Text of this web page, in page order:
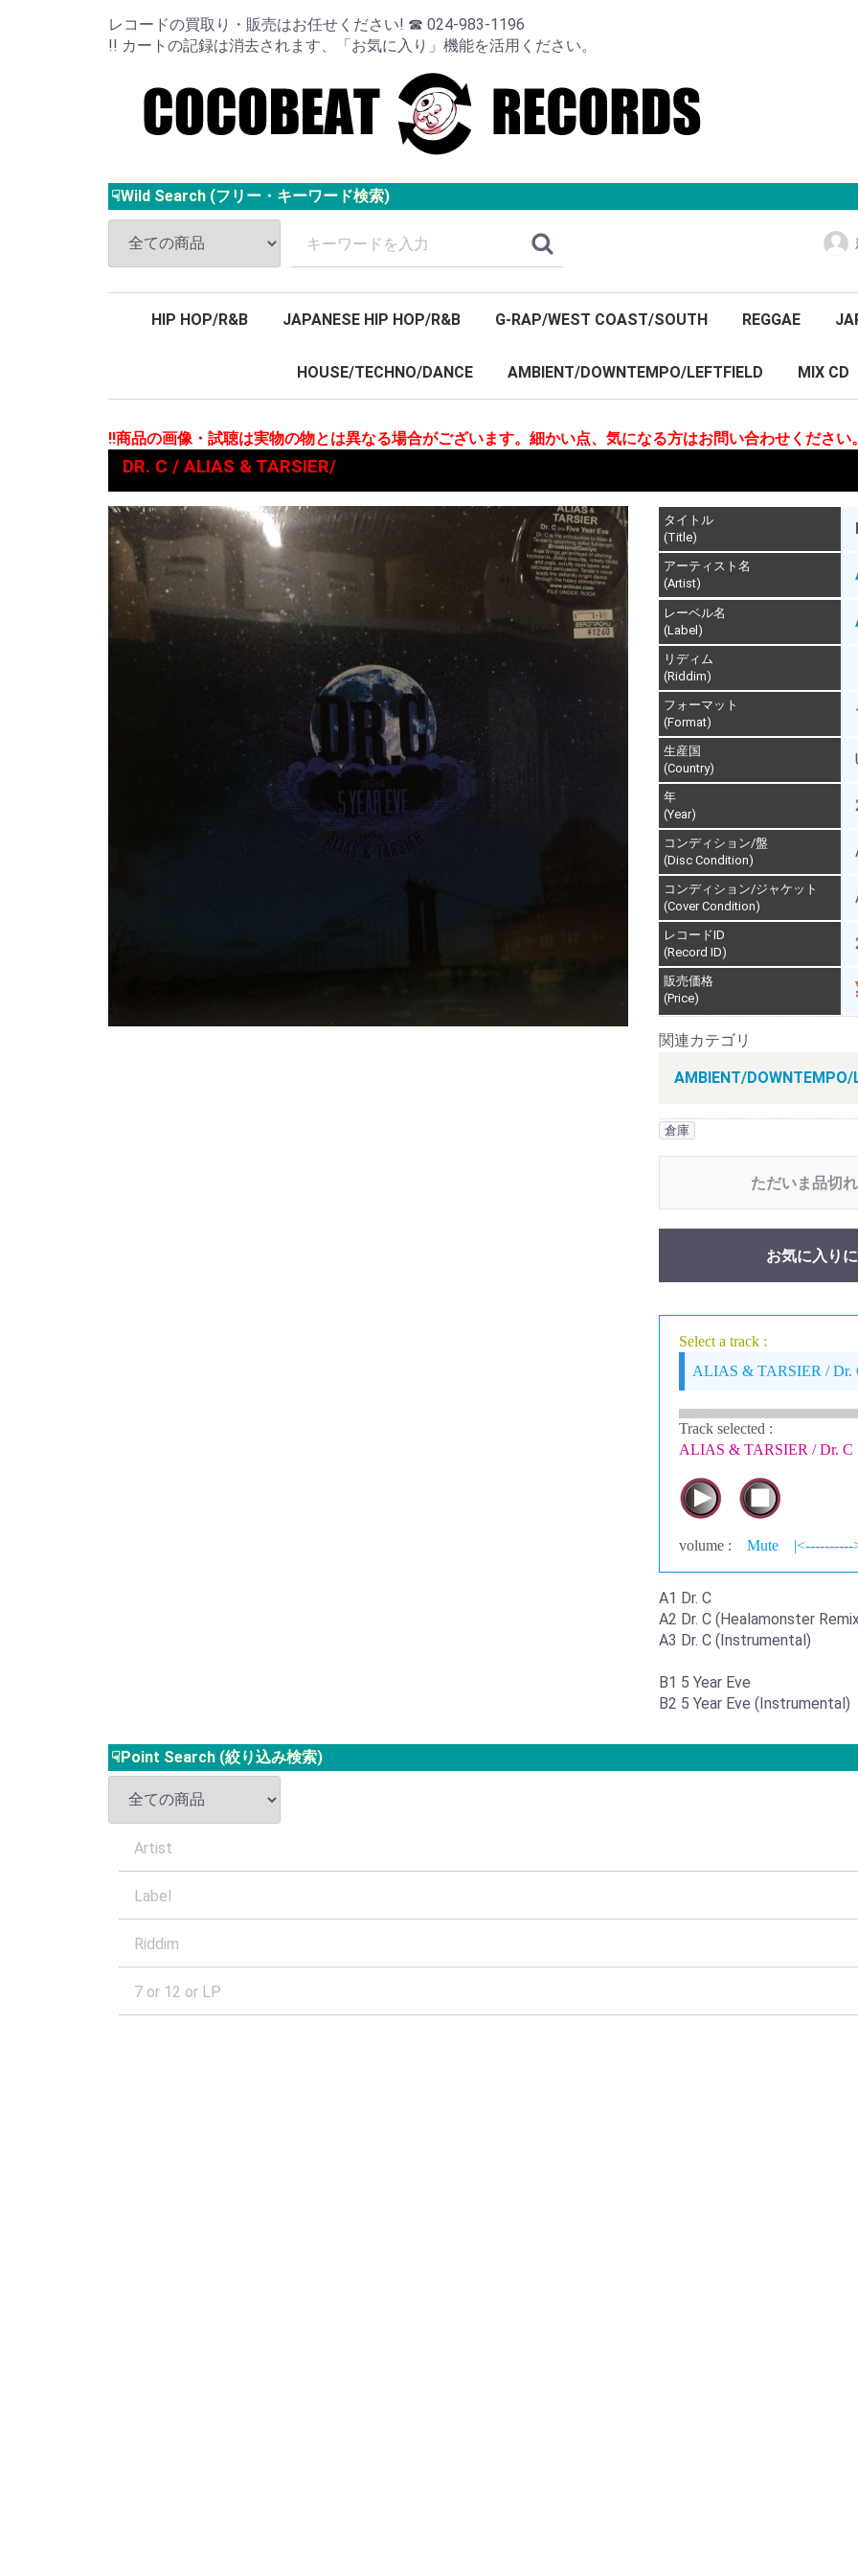
レコードの買取り・販売はお任せください! ☎ 024-983-1196
!! カートの記録は消去されます、「お気に入り」機能を活用ください。
☟Wild Search (フリー・キーワード検索)
HIP HOP/R&B JAPANESE HIP HOP/R&B G-RAP/WEST COAST/SOUTH REGGAE
HOUSE/TECHNO/DANCE AMBIENT/DOWNTEMPO/LEFTFIELD MIX CD
!!商品の画像・試聴は実物の物とは異なる場合がございます。細かい点、気になる方はお問い合わせください。
DR. C / ALIAS & TARSIER/
タイトル
(Title)
アーティスト名
(Artist)
レーベル名
(Label)
リディム
(Riddim)
フォーマット
(Format)
生産国
(Country)
年
(Year)
コンディション/盤
(Disc Condition)
コンディション/ジャケット
(Cover Condition)
レコードID
(Record ID)
販売価格
(Price)
関連カテゴリ
AMBIENT/DOWNTEMPO/
倉庫
ただいま品切
お気に入り
Select a track :
ALIAS & TARSIER / Dr.
Track selected :
ALIAS & TARSIER / Dr. C
volume : Mute |<----------
A1 Dr. C
A2 Dr. C (Healamonster
A3 Dr. C (Instrumental)
B1 5 Year Eve
B2 5 Year Eve (Instrumental)
☟Point Search (絞り込み検索)